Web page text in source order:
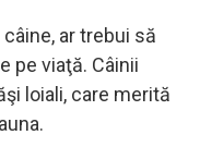
ar trebui să
pe viaţă. Câinii
loiali, care merită